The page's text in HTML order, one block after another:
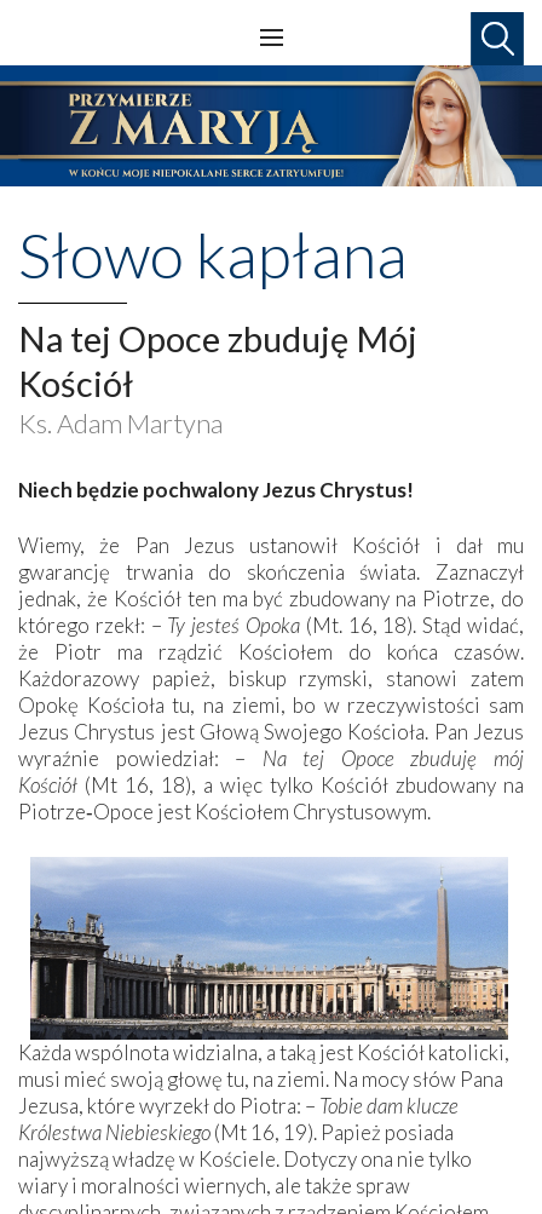
Słowo kapłana
Na tej Opoce zbuduję Mój
Kościół
Ks. Adam Martyna
Niech będzie pochwalony Jezus Chrystus!
Wiemy, że Pan Jezus ustanowił Kościół i dał mu
gwarancję trwania do skończenia świata. Zaznaczył
jednak, że Kościół ten ma być zbudowany na Piotrze, do
którego rzekł: – Ty jesteś Opoka (Mt. 16, 18). Stąd widać,
że Piotr ma rządzić Kościołem do końca czasów.
Każdorazowy papież, biskup rzymski, stanowi zatem
Opokę Kościoła tu, na ziemi, bo w rzeczywistości sam
Jezus Chrystus jest Głową Swojego Kościoła. Pan Jezus
wyraźnie powiedział: – Na tej Opoce zbuduję mój
Kościół (Mt 16, 18), a więc tylko Kościół zbudowany na
Piotrze‑Opoce jest Kościołem Chrystusowym.
Każda wspólnota widzialna, a taką jest Kościół katolicki,
musi mieć swoją głowę tu, na ziemi. Na mocy słów Pana
Jezusa, które wyrzekł do Piotra: – Tobie dam klucze
Królestwa Niebieskiego(Mt 16, 19). Papież posiada
najwyższą władzę w Kościele. Dotyczy ona nie tylko
wiary i moralności wiernych, ale także spraw